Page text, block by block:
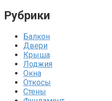
Рубрики
Балкон
Двери
Крыша
Лоджия
Окна
Откосы
Стены